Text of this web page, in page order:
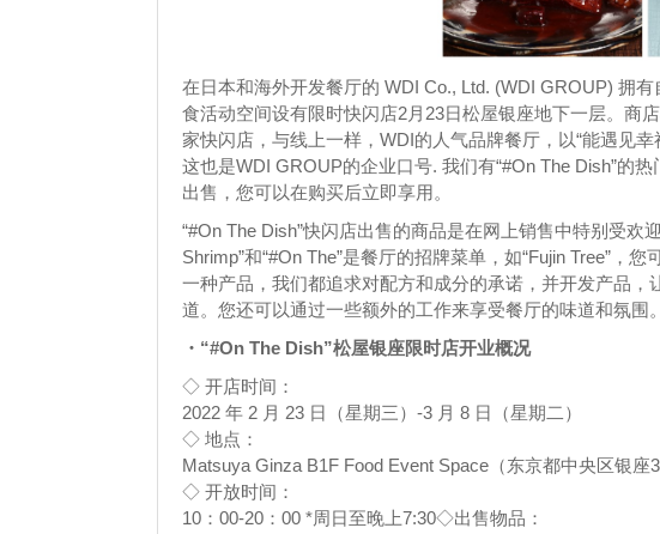
在日本和海外开发餐厅的 WDI Co., Ltd. (WDI GROUP) 拥
食活动空间设有限时快闪店2月23日松屋银座地下一层。商
家快闪店，与线上一样，WDI的人气品牌餐厅，以“能遇见
这也是WDI GROUP的企业口号. 我们有“#On The Dish”的
出售，您可以在购买后立即享用。
“#On The Dish”快闪店出售的商品是在网上销售中特别受欢
Shrimp”和“#On The”是餐厅的招牌菜单，如“Fujin Tree”，
一种产品，我们都追求对配方和成分的承诺，并开发产品
道。您还可以通过一些额外的工作来享受餐厅的味道和氛围。
・“#On The Dish”松屋银座限时店开业概况
◇ 开店时间：
2022 年 2 月 23 日（星期三）-3 月 8 日（星期二）
◇ 地点：
Matsuya Ginza B1F Food Event Space（东京都中央区银座
◇ 开放时间：
10：00-20：00 *周日至晚上7:30◇出售物品：